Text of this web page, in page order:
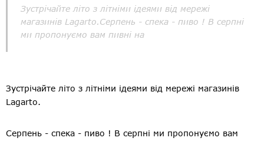
Зустрічайте літо з літніми ідеями від мережі
магазинів Lagarto.Серпень - спека - пиво ! В серпні
ми пропонуємо вам пивні на
Зустрічайте літо з літніми ідеями від мережі магазинів
Lagarto.
Серпень - спека - пиво ! В серпні ми пропонуємо вам